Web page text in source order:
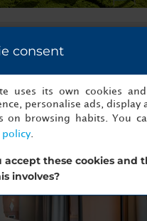
consent
uses its own cookies
personalise ads, display
on browsing habits. You
policy.
accept these cookies and
involves?